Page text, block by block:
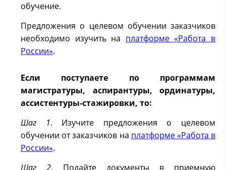
обучение.
Предложения о целевом обучении заказчиков
необходимо изучить на платформе «Работа в
России».
Если поступаете по программам
магистратуры, аспирантуры, ординатуры,
ассистентуры-стажировки, то:
Шаг 1. Изучите предложения о целевом
обучении от заказчиков на платформе «Работа в
России».
Шаг 2. Подайте документы в приемную